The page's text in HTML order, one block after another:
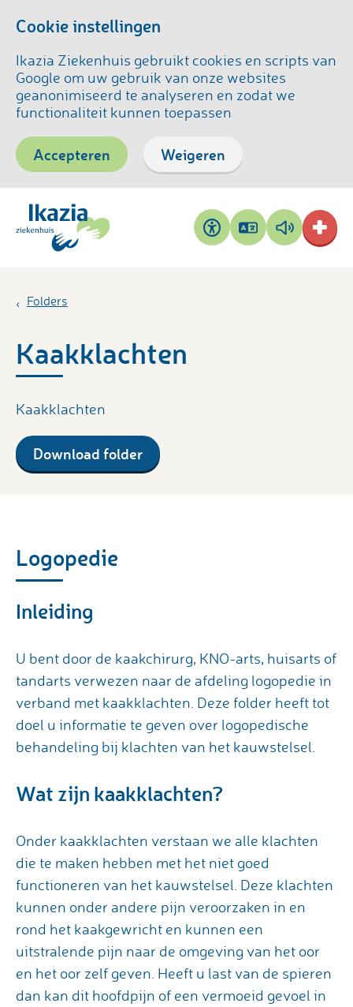
Cookie instellingen
Ikazia Ziekenhuis gebruikt cookies en scripts van
Google om uw gebruik van onze websites
geanonimiseerd te analyseren en zodat we
functionaliteit kunnen toepassen
Accepteren Weigeren
Toegankelijkheid
Pagina
vertalen
Pagina
voorlezen
Folders
Kaakklachten
Kaakklachten
Download folder
Logopedie
Inleiding
U bent door de kaakchirurg, KNO-arts, huisarts of
tandarts verwezen naar de afdeling logopedie in
verband met kaakklachten. Deze folder heeft tot
doel u informatie te geven over logopedische
behandeling bij klachten van het kauwstelsel.
Wat zijn kaakklachten?
Onder kaakklachten verstaan we alle klachten
die te maken hebben met het niet goed
functioneren van het kauwstelsel. Deze klachten
kunnen onder andere pijn veroorzaken in en
rond het kaakgewricht en kunnen een
uitstralende pijn naar de omgeving van het oor
en het oor zelf geven. Heeft u last van de spieren
dan kan dit hoofdpijn of een vermoeid gevoel in